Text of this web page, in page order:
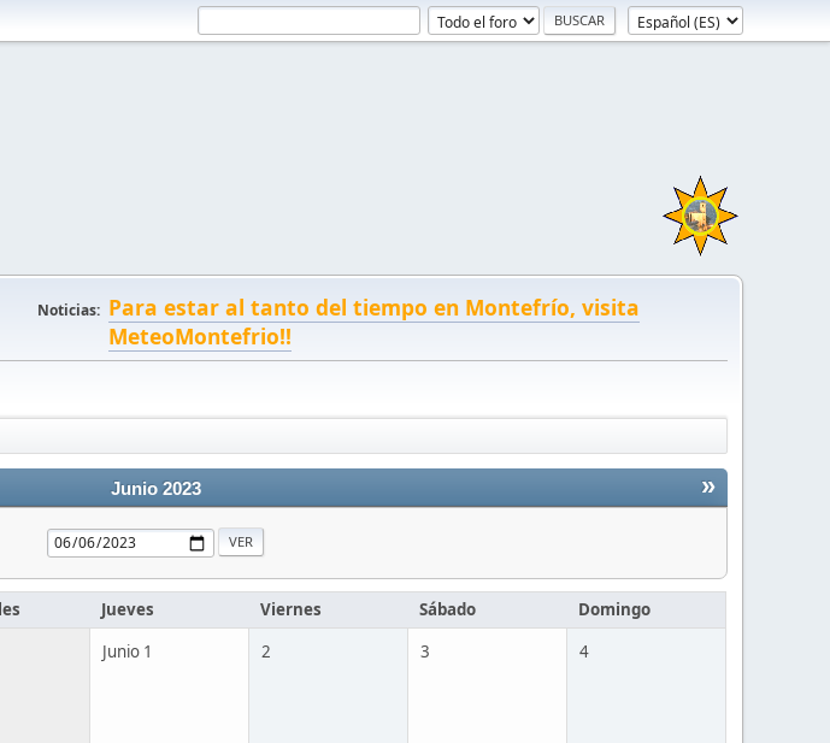
Noticias: Para estar al tanto del tiempo en Montefrío, visita
MeteoMontefrio!!
»
Junio 2023
Jueves Viernes Sábado Domingo
Junio 1 2 3 4